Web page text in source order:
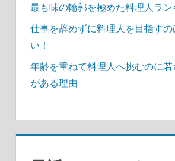
最も味の輪郭を極めた料理人ラン
仕事を辞めずに料理人を目指す
い！
年齢を重ねて料理人へ挑むのに
がある理由